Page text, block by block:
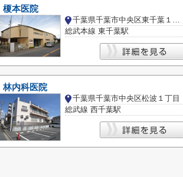
榎本医院
千葉県千葉市中央区東千葉１丁目
総武本線 東千葉駅
林内科医院
千葉県千葉市中央区松波１丁目
総武線 西千葉駅